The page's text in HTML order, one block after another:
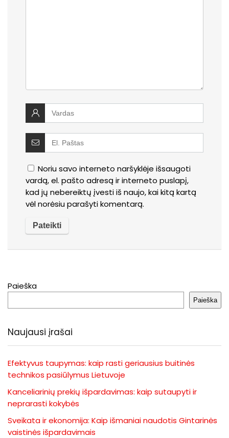
Noriu savo interneto naršyklėje išsaugoti
vardą, el. pašto adresą ir interneto puslapį,
kad jų nebereiktų įvesti iš naujo, kai kitą kartą
vėl norėsiu parašyti komentarą.
Paieška
Paieška
Naujausi įrašai
Efektyvus taupymas: kaip rasti geriausius buitinės
technikos pasiūlymus Lietuvoje
Kanceliarinių prekių išpardavimas: kaip sutaupyti ir
neprarasti kokybės
Sveikata ir ekonomija: Kaip išmaniai naudotis Gintarinės
vaistinės išpardavimais